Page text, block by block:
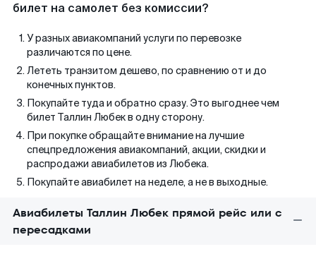
билет на самолет без комиссии?
У разных авиакомпаний услуги по перевозке
различаются по цене.
Лететь транзитом дешево, по сравнению от и до
конечных пунктов.
Покупайте туда и обратно сразу. Это выгоднее чем
билет Таллин Любек в одну сторону.
При покупке обращайте внимание на лучшие
спецпредложения авиакомпаний, акции, скидки и
распродажи авиабилетов из Любека.
Покупайте авиабилет на неделе, а не в выходные.
Авиабилеты Таллин Любек прямой рейс или с
пересадками